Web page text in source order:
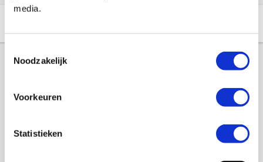
media.
Noodzakelijk
Voorkeuren
Statistieken
Gewicht